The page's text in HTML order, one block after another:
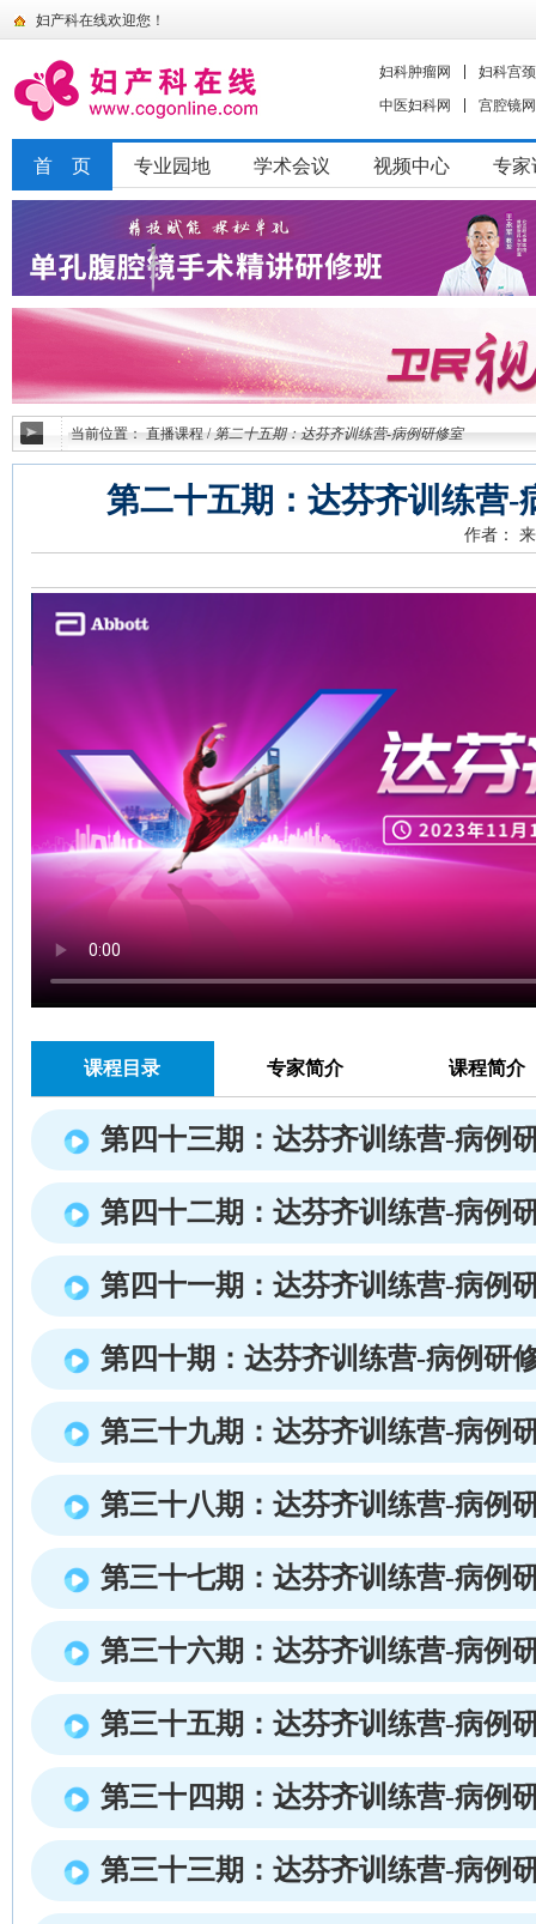
妇产科在线欢迎您！
妇科肿瘤网
妇科宫
中医妇科网
宫腔镜网
首 页 专业园地 学术会议 视频中心 专家
当前位置：直播课程 / 第二十五期：达芬齐训练营-病例研修室
第二十五期：达芬齐训练营-
作者：
课程目录 专家简介 课程简介
第四十三期：达芬齐训练营-病例
第四十二期：达芬齐训练营-病例
第四十一期：达芬齐训练营-病例
第四十期：达芬齐训练营-病例研
第三十九期：达芬齐训练营-病例
第三十八期：达芬齐训练营-病例
第三十七期：达芬齐训练营-病例
第三十六期：达芬齐训练营-病例
第三十五期：达芬齐训练营-病例
第三十四期：达芬齐训练营-病例
第三十三期：达芬齐训练营-病例